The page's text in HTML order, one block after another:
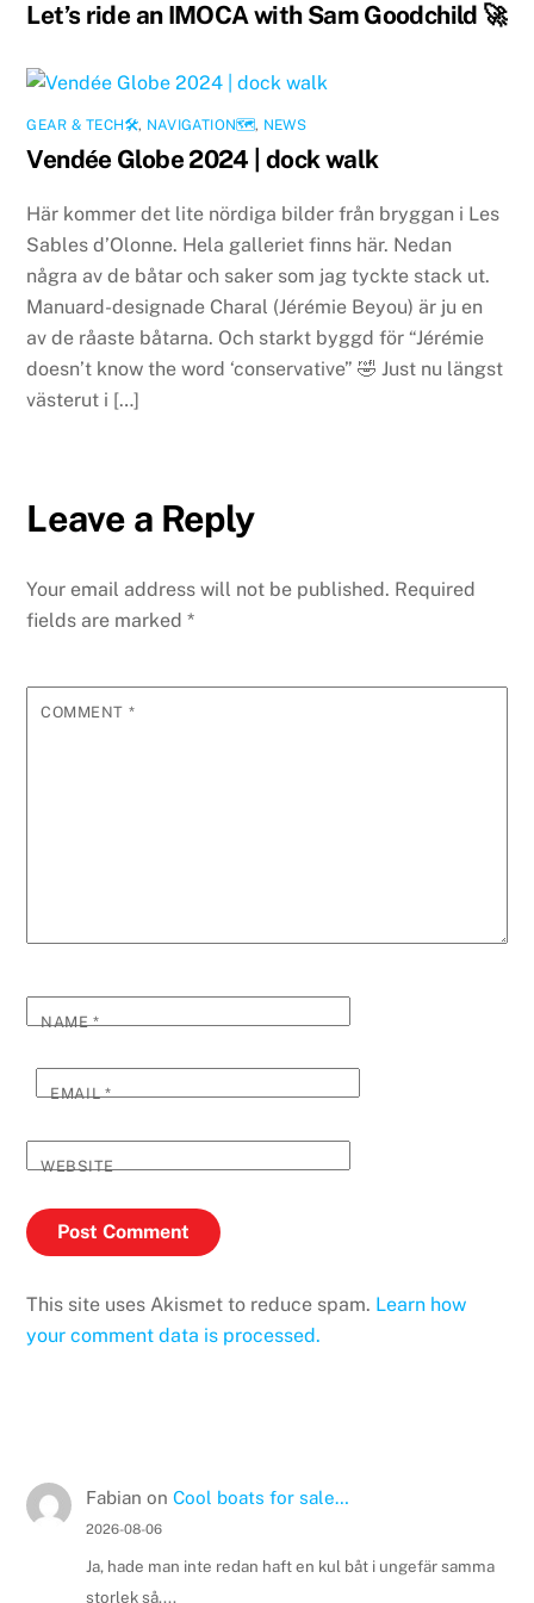
Let’s ride an IMOCA with Sam Goodchild 🚀
GEAR & TECH🛠, NAVIGATION🗺, NEWS
Vendée Globe 2024 | dock walk
Här kommer det lite nördiga bilder från bryggan i Les
Sables d’Olonne. Hela galleriet finns här. Nedan
några av de båtar och saker som jag tyckte stack ut.
Manuard-designade Charal (Jérémie Beyou) är ju en
av de råaste båtarna. Och starkt byggd för “Jérémie
doesn’t know the word ‘conservative” 🤣 Just nu längst
västerut i […]
Leave a Reply
Your email address will not be published. Required
fields are marked*
COMMENT *
NAME*
EMAIL*
WEBSITE
This site uses Akismet to reduce spam. Learn how
your comment data is processed.
Fabian on Cool boats for sale…
2026-08-06
Ja, hade man inte redan haft en kul båt i ungefär samma
storlek så....